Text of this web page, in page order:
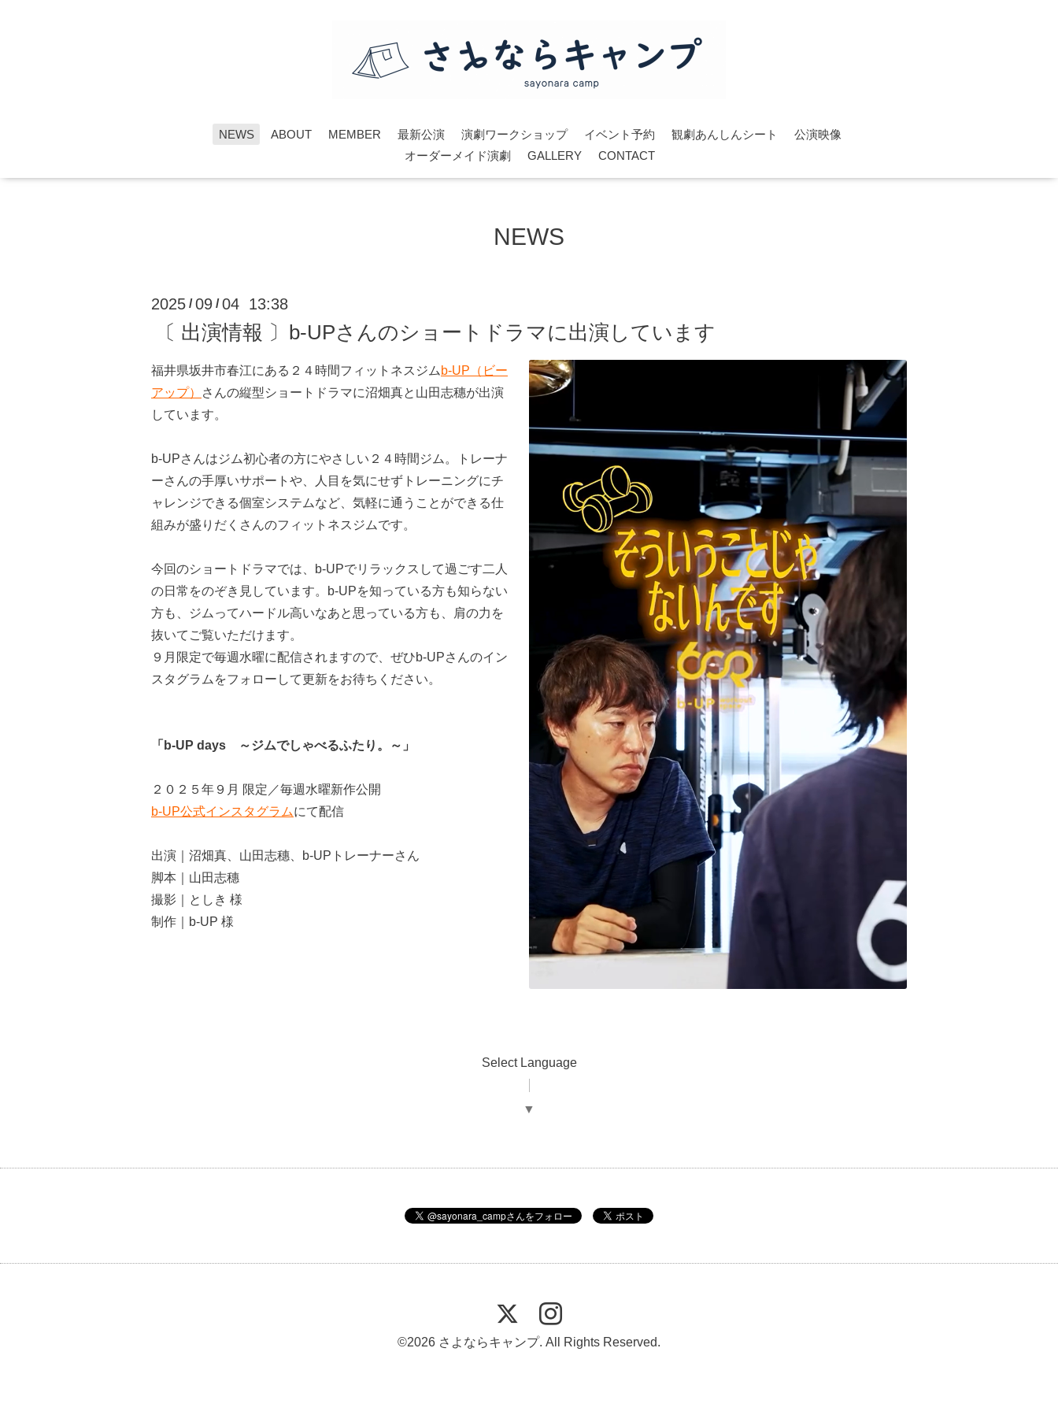
NEWS ABOUT MEMBER 最新公演 演劇ワークショップ イベント予約 観劇あんしんシート
公演映像
オーダーメイド演劇
GALLERY CONTACT
NEWS
2025 /09 /04 13:38
〔 出演情報 〕b-UPさんのショートドラマに出演しています
福井県坂井市春江にある２４時間フィットネスジム b-UP（ビー
アップ）
さんの縦型ショートドラマに沼畑真と山田志穗が出演
しています。
b-UPさんはジム初心者の方にやさしい２４時間ジム。トレーナ
ーさんの手厚いサポートや、人目を気にせずトレーニングにチ
ャレンジできる個室システムなど、気軽に通うことができる仕
組みが盛りだくさんのフィットネスジムです。
今回のショートドラマでは、b-UPでリラックスして過ごす二人
の日常をのぞき見しています。b-UPを知っている方も知らない
方も、ジムってハードル高いなあと思っている方も、肩の力を
抜いてご覧いただけます。
９月限定で毎週水曜に配信されますので、ぜひb-UPさんのイン
スタグラムをフォローして更新をお待ちください。
「b-UP days ～ジムでしゃべるふたり。～」
２０２５年９月 限定／毎週水曜新作公開
b-UP公式インスタグラムにて配信
出演｜沼畑真、山田志穗、b-UPトレーナーさん
脚本｜山田志穗
撮影｜としき 様
制作｜b-UP 様
Select Language
▼
©2026 さよならキャンプ. All Rights Reserved.